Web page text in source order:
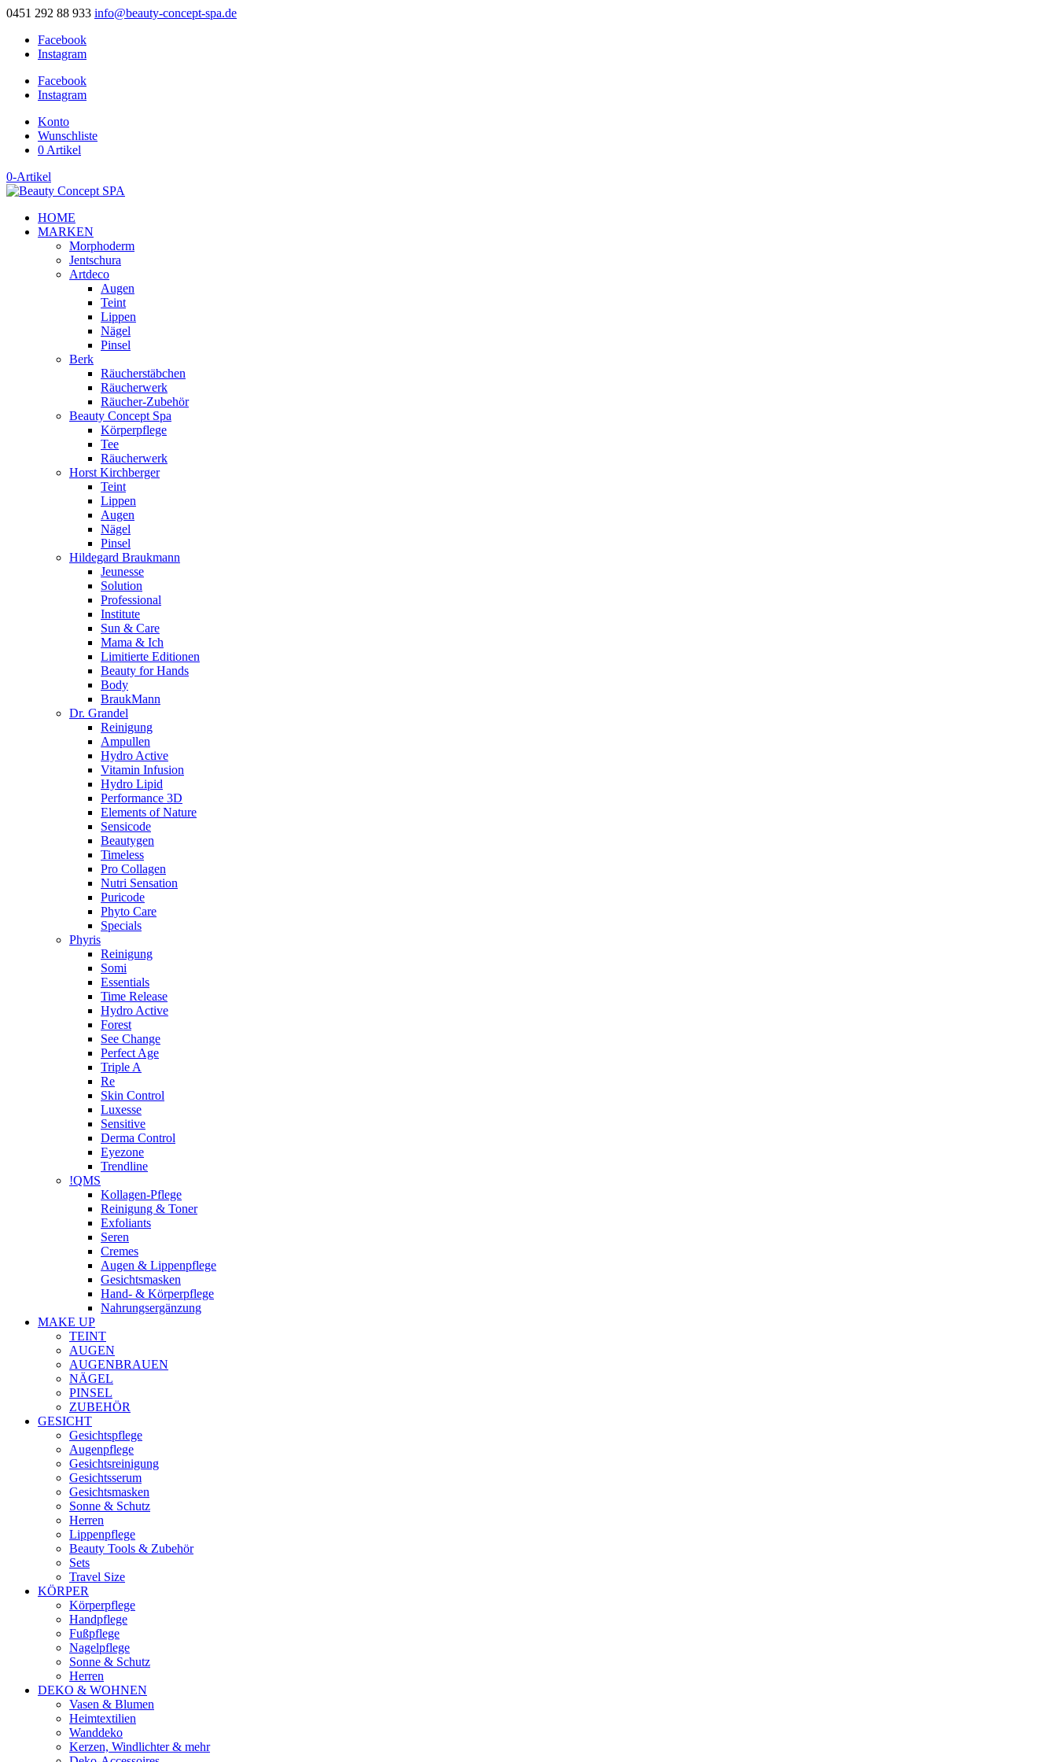
0451 292 88 933 info@beauty-concept-spa.de
Facebook
Instagram
Facebook
Instagram
Konto
Wunschliste
0 Artikel
0-Artikel
HOME
MARKEN
Morphoderm
Jentschura
Artdeco
Augen
Teint
Lippen
Nägel
Pinsel
Berk
Räucherstäbchen
Räucherwerk
Räucher-Zubehör
Beauty Concept Spa
Körperpflege
Tee
Räucherwerk
Horst Kirchberger
Teint
Lippen
Augen
Nägel
Pinsel
Hildegard Braukmann
Jeunesse
Solution
Professional
Institute
Sun & Care
Mama & Ich
Limitierte Editionen
Beauty for Hands
Body
BraukMann
Dr. Grandel
Reinigung
Ampullen
Hydro Active
Vitamin Infusion
Hydro Lipid
Performance 3D
Elements of Nature
Sensicode
Beautygen
Timeless
Pro Collagen
Nutri Sensation
Puricode
Phyto Care
Specials
Phyris
Reinigung
Somi
Essentials
Time Release
Hydro Active
Forest
See Change
Perfect Age
Triple A
Re
Skin Control
Luxesse
Sensitive
Derma Control
Eyezone
Trendline
!QMS
Kollagen-Pflege
Reinigung & Toner
Exfoliants
Seren
Cremes
Augen & Lippenpflege
Gesichtsmasken
Hand- & Körperpflege
Nahrungsergänzung
MAKE UP
TEINT
AUGEN
AUGENBRAUEN
NÄGEL
PINSEL
ZUBEHÖR
GESICHT
Gesichtspflege
Augenpflege
Gesichtsreinigung
Gesichtsserum
Gesichtsmasken
Sonne & Schutz
Herren
Lippenpflege
Beauty Tools & Zubehör
Sets
Travel Size
KÖRPER
Körperpflege
Handpflege
Fußpflege
Nagelpflege
Sonne & Schutz
Herren
DEKO & WOHNEN
Vasen & Blumen
Heimtextilien
Wanddeko
Kerzen, Windlichter & mehr